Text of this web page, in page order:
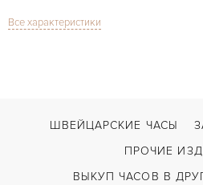
СТЕКЛО
Все характеристики
ШВЕЙЦАРСКИЕ ЧАСЫ
ПРОЧИЕ
ВЫКУП ЧАСОВ В